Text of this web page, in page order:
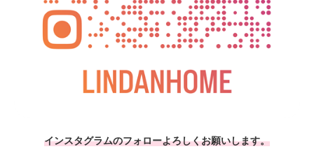
インスタグラムのフォローよろしくお願いします。